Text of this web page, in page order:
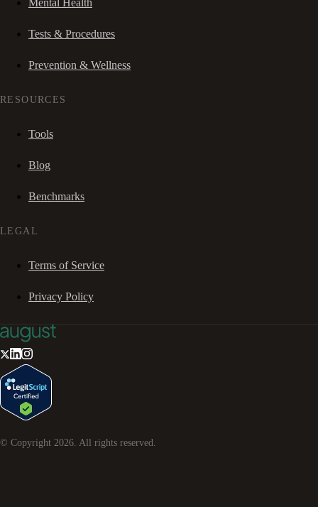
Mental Health
Tests & Procedures
Prevention & Wellness
RESOURCES
Tools
Blog
Benchmarks
LEGAL
Terms of Service
Privacy Policy
© Copyright 2026 . All rights reserved.